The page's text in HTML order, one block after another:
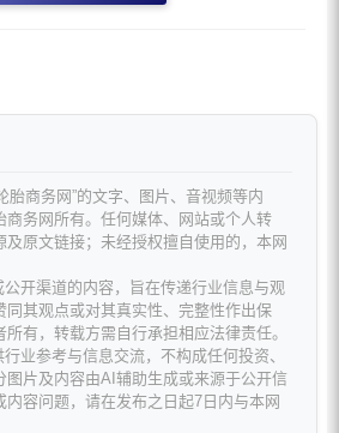
胎商务网”的文字、图片、音视频等内
商务网所有。任何媒体、网站或个人转
及原文链接；未经授权擅自使用的，本网
开渠道的内容，旨在传递行业信息与观
同其观点或对其真实性、完整性作出保
有，转载方需自行承担相应法律责任。
业参考与信息交流，不构成任何投资、
图片及内容由AI辅助生成或来源于公开信
内容问题，请在发布之日起7日内与本网